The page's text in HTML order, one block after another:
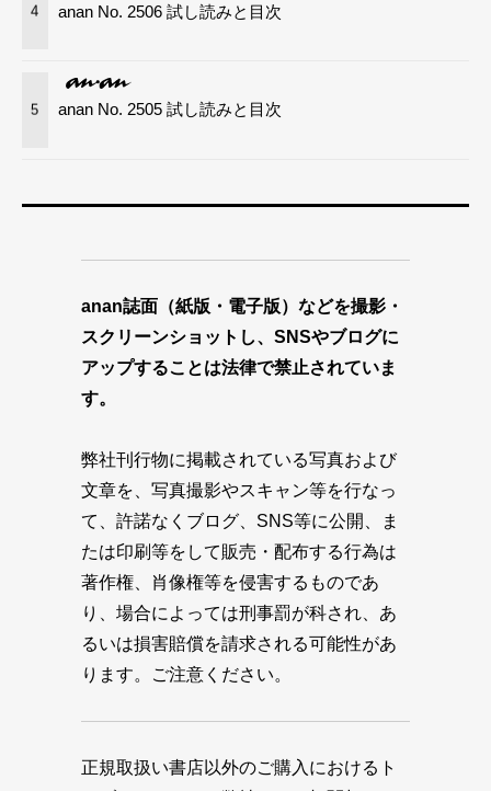
4 anan No. 2506 試し読みと目次
5 anan No. 2505 試し読みと目次
anan誌面（紙版・電子版）などを撮影・
スクリーンショットし、SNSやブログに
アップすることは法律で禁止されていま
す。
弊社刊行物に掲載されている写真および
文章を、写真撮影やスキャン等を行なっ
て、許諾なくブログ、SNS等に公開、ま
たは印刷等をして販売・配布する行為は
著作権、肖像権等を侵害するものであ
り、場合によっては刑事罰が科され、あ
るいは損害賠償を請求される可能性があ
ります。ご注意ください。
正規取扱い書店以外のご購入におけるト